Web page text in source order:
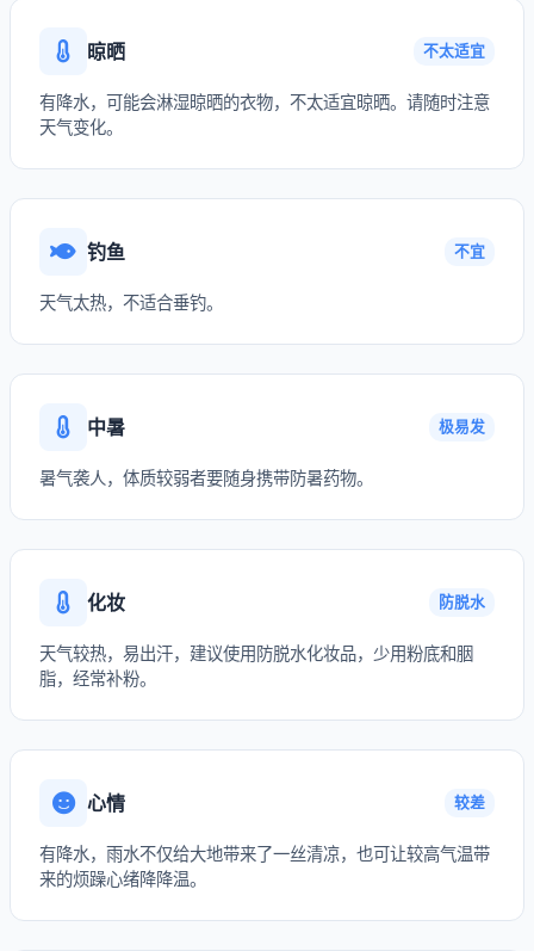
晾晒 不太适宜
有降水，可能会淋湿晾晒的衣物，不太适宜晾晒。请随时注意
天气变化。
钓鱼 不宜
天气太热，不适合垂钓。
中暑 极易发
暑气袭人，体质较弱者要随身携带防暑药物。
化妆 防脱水
天气较热，易出汗，建议使用防脱水化妆品，少用粉底和胭
脂，经常补粉。
心情 较差
有降水，雨水不仅给大地带来了一丝清凉，也可让较高气温带
来的烦躁心绪降降温。